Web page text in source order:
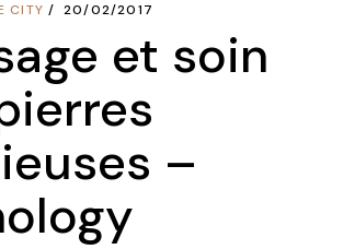
CITY 20/02/2017
et soin
–